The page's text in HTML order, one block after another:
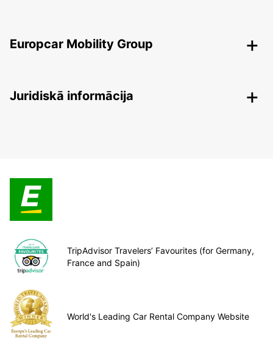
Europcar Mobility Group
Juridiskā informācija
TripAdvisor Travelers’ Favourites (for Germany,
France and Spain)
World's Leading Car Rental Company Website